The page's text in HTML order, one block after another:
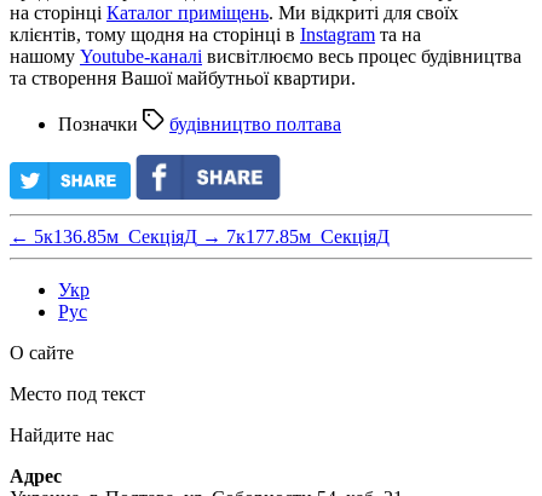
на сторінці Каталог приміщень. Ми відкриті для своїх
клієнтів, тому щодня на сторінці в Instagram та на
нашому Youtube-каналі висвітлюємо весь процес будівництва
та створення Вашої майбутньої квартири.
Позначки будівництво полтава
← 5к136.85м_СекціяД → 7к177.85м_СекціяД
Укр
Рус
О сайте
Место под текст
Найдите нас
Адрес